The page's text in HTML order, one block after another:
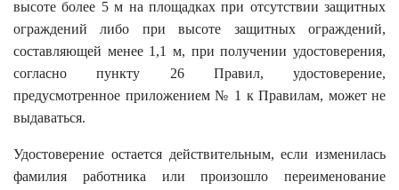
высоте более 5 м на площадках при отсутствии защитных
ограждений либо при высоте защитных ограждений,
составляющей менее 1,1 м, при получении удостоверения,
согласно пункту 26 Правил, удостоверение,
предусмотренное приложением № 1 к Правилам, может не
выдаваться.
Удостоверение остается действительным, если изменилась
фамилия работника или произошло переименование